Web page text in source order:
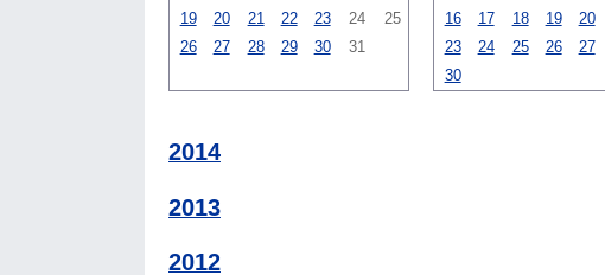
19
20 21 22 23 24
25
26
27 28 29 30 31
16
17 18 19 20
23
24 25 26 27
30
2014
2013
2012